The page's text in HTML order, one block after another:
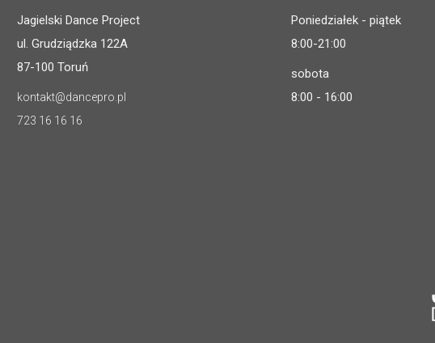
Jagielski Dance Project
ul. Grudziądzka 122A
87-100 Toruń
kontakt@dancepro.pl
723 16 16 16
Poniedziałek - piątek
8:00-21:00
sobota
8:00 - 16:00